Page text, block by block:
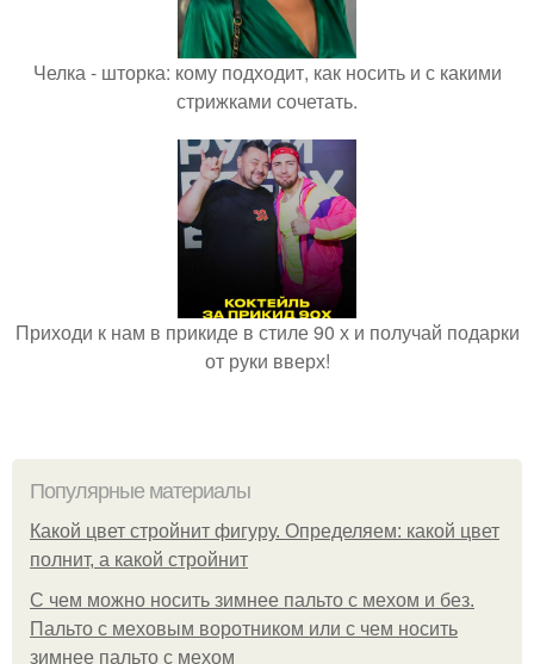
Челка - шторка: кому подходит, как носить и с какими
стрижками сочетать.
Приходи к нам в прикиде в стиле 90 х и получай подарки
от руки вверх!
Популярные материалы
Какой цвет стройнит фигуру. Определяем: какой цвет
полнит, а какой стройнит
C чем можно носить зимнее пальто с мехом и без.
Пальто с меховым воротником или с чем носить
зимнее пальто с мехом